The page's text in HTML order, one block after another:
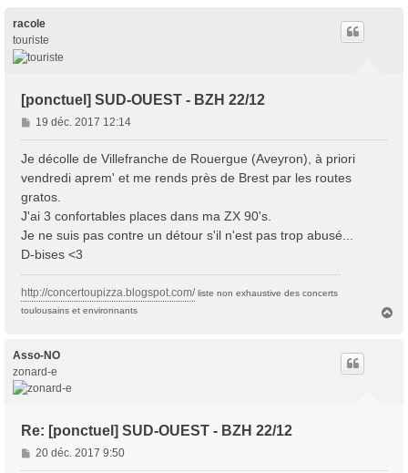
racole
touriste
[ponctuel] SUD-OUEST - BZH 22/12
M
e
a
g
e
19 déc. 2017 12:14
Je décolle de Villefranche de Rouergue (Aveyron), à priori
vendredi aprem' et me rends près de Brest par les routes
gratos.
J'ai 3 confortables places dans ma ZX 90's.
Je ne suis pas contre un détour s'il n'est pas trop abusé...
D-bises <3
http://concertoupizza.blogspot.com/ liste non exhaustive des concerts
toulousains et environnants
Asso-NO
zonard-e
Re: [ponctuel] SUD-OUEST - BZH 22/12
M
e
20 déc. 2017 9:50